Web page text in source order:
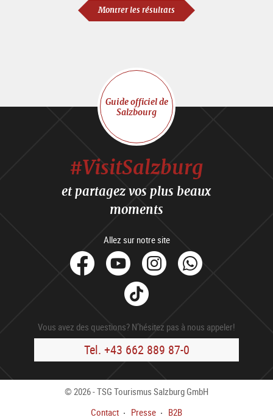
Montrer les résultats
Guide officiel de
Salzbourg
#VisitSalzburg
et partagez vos plus beaux
moments
Allez sur notre site
facebook
YoutubeInstagram
Tik
Tok
Vous avez des questions? N’hésitez pas à nous appeler!
Tel. +43 662 889 87-0
© 2026 - TSG Tourismus Salzburg GmbH
Contact
Presse B2B